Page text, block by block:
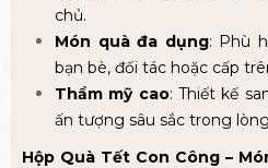
chủ.
Món quà đa dụng: Phù
bạn bè, đối tác hoặc cấp
Thẩm mỹ cao: Thiết kế
ấn tượng sâu sắc trong
Hộp Quà Tết Con Công –